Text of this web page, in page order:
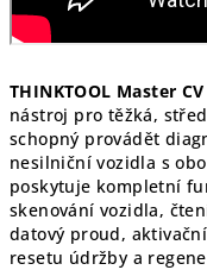
THINKTOOL Master CV
nástroj pro těžká,
schopný provádět
nesilniční vozidla s
poskytuje kompletní
skenování vozidla,
datový proud,
resetu údržby a